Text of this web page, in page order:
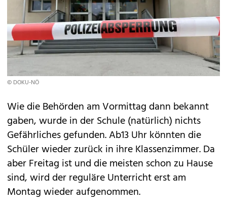
© DOKU-NÖ
Wie die Behörden am Vormittag dann bekannt
gaben, wurde in der Schule (natürlich) nichts
Gefährliches gefunden. Ab13 Uhr könnten die
Schüler wieder zurück in ihre Klassenzimmer. Da
aber Freitag ist und die meisten schon zu Hause
sind, wird der reguläre Unterricht erst am
Montag wieder aufgenommen.